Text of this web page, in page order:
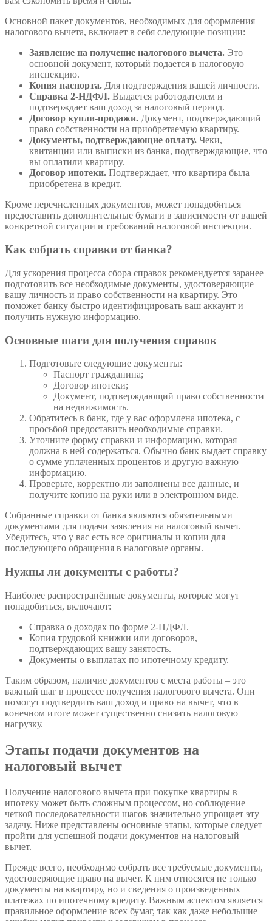
Основной пакет документов, необходимых для оформления
налогового вычета, включает в себя следующие позиции:
Заявление на получение налогового вычета. Это
основной документ, который подается в налоговую
инспекцию.
Копия паспорта. Для подтверждения вашей личности.
Справка 2-НДФЛ. Выдается работодателем и
подтверждает ваш доход за налоговый период.
Договор купли-продажи. Документ, подтверждающий
право собственности на приобретаемую квартиру.
Документы, подтверждающие оплату. Чеки,
квитанции или выписки из банка, подтверждающие, что
вы оплатили квартиру.
Договор ипотеки. Подтверждает, что квартира была
приобретена в кредит.
Кроме перечисленных документов, может понадобиться
предоставить дополнительные бумаги в зависимости от вашей
конкретной ситуации и требований налоговой инспекции.
Как собрать справки от банка?
Для ускорения процесса сбора справок рекомендуется заранее
подготовить все необходимые документы, удостоверяющие
вашу личность и право собственности на квартиру. Это
поможет банку быстро идентифицировать ваш аккаунт и
получить нужную информацию.
Основные шаги для получения справок
Подготовьте следующие документы:
Паспорт гражданина;
Договор ипотеки;
Документ, подтверждающий право собственности
на недвижимость.
Обратитесь в банк, где у вас оформлена ипотека, с
просьбой предоставить необходимые справки.
Уточните форму справки и информацию, которая
должна в ней содержаться. Обычно банк выдает справку
о сумме уплаченных процентов и другую важную
информацию.
Проверьте, корректно ли заполнены все данные, и
получите копию на руки или в электронном виде.
Собранные справки от банка являются обязательными
документами для подачи заявления на налоговый вычет.
Убедитесь, что у вас есть все оригиналы и копии для
последующего обращения в налоговые органы.
Нужны ли документы с работы?
Наиболее распространённые документы, которые могут
понадобиться, включают:
Справка о доходах по форме 2-НДФЛ.
Копия трудовой книжки или договоров,
подтверждающих вашу занятость.
Документы о выплатах по ипотечному кредиту.
Таким образом, наличие документов с места работы – это
важный шаг в процессе получения налогового вычета. Они
помогут подтвердить ваш доход и право на вычет, что в
конечном итоге может существенно снизить налоговую
нагрузку.
Этапы подачи документов на
налоговый вычет
Получение налогового вычета при покупке квартиры в
ипотеку может быть сложным процессом, но соблюдение
четкой последовательности шагов значительно упрощает эту
задачу. Ниже представлены основные этапы, которые следует
пройти для успешной подачи документов на налоговый
вычет.
Прежде всего, необходимо собрать все требуемые документы,
удостоверяющие право на вычет. К ним относятся не только
документы на квартиру, но и сведения о произведенных
платежах по ипотечному кредиту. Важным аспектом является
правильное оформление всех бумаг, так как даже небольшие